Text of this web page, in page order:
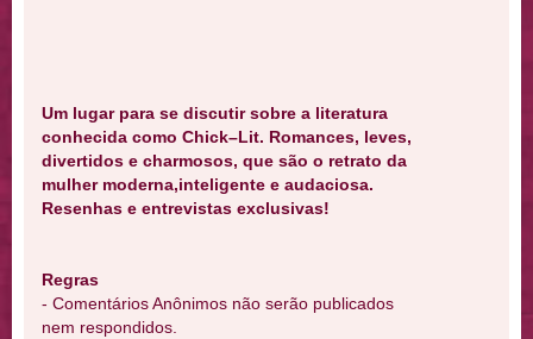
Um lugar para se discutir sobre a literatura
conhecida como Chick–Lit. Romances, leves,
divertidos e charmosos, que são o retrato da
mulher moderna,inteligente e audaciosa.
Resenhas e entrevistas exclusivas!
Regras
- Comentários Anônimos não serão publicados
nem respondidos.